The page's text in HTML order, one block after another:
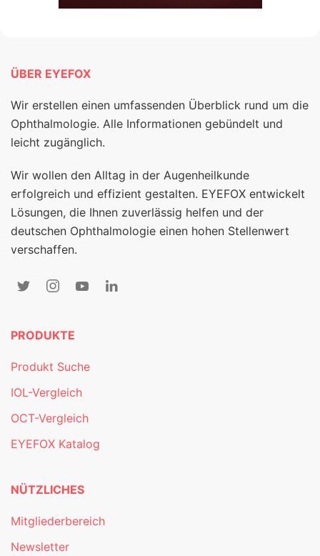
ÜBER EYEFOX
Wir erstellen einen umfassenden Überblick rund um die
Ophthalmologie. Alle Informationen gebündelt und
leicht zugänglich.
Wir wollen den Alltag in der Augenheilkunde
erfolgreich und effizient gestalten. EYEFOX entwickelt
Lösungen, die Ihnen zuverlässig helfen und der
deutschen Ophthalmologie einen hohen Stellenwert
verschaffen.
PRODUKTE
Produkt Suche
IOL-Vergleich
OCT-Vergleich
EYEFOX Katalog
NÜTZLICHES
Mitgliederbereich
Newsletter